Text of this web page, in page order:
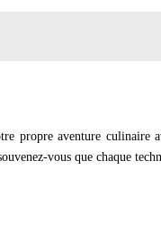
propre aventure
vous que chaque